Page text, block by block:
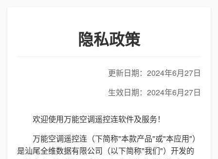
隐私政策
更新日期：2024年6月27日
生效日期：2024年6月27日
欢迎使用万能空调遥控连软件及服务！
万能空调遥控连（下简称"本款产品"或"本应用"）
是汕尾全维数据有限公司（以下简称"我们"）开发的